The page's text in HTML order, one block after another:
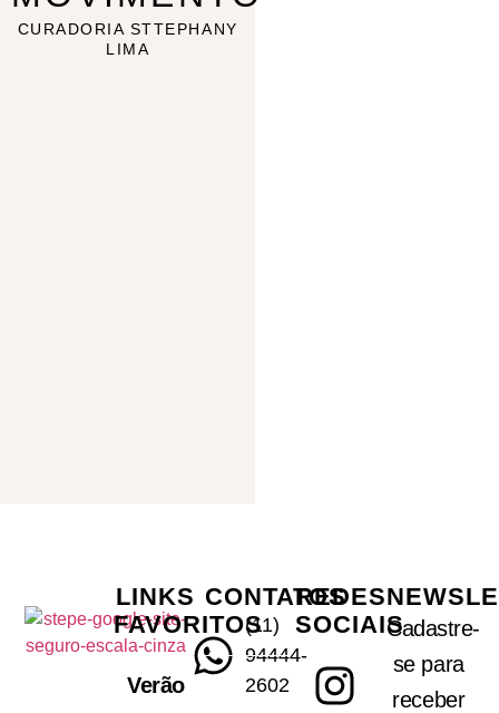
CURADORIA STTEPHANY
LIMA
LINKS
FAVORITOS
Verão
CONTATOS
(11)
94444-
2602
REDES
SOCIAISCadastre-
se para
receber